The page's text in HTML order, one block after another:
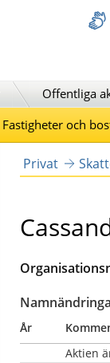
Offentliga
Fastigheter och
Privat
År
Aktien